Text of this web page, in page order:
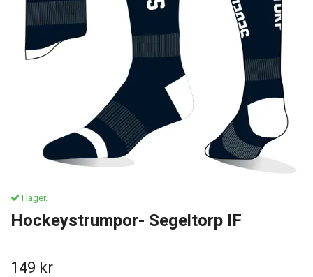
I lager.
Hockeystrumpor- Segeltorp IF
149 kr